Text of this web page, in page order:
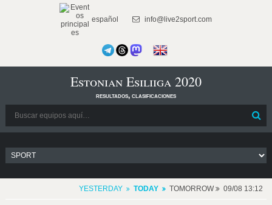
español info@live2sport.com
Estonian Esiliiga 2020
resultados, clasificaciones
YESTERDAY TODAY TOMORROW 09/08 13:12